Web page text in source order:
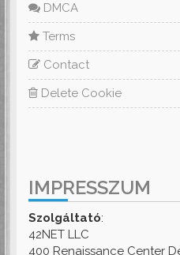
DMCA
Terms
Contact
Delete Cookie
IMPRESSZUM
Szolgáltató:
42NET LLC
400 Renaissance Center